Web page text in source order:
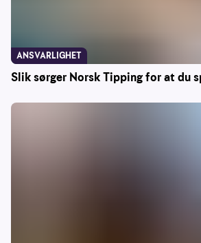
Slik sørger Norsk Tipping for at du
ANSVARLIGHET